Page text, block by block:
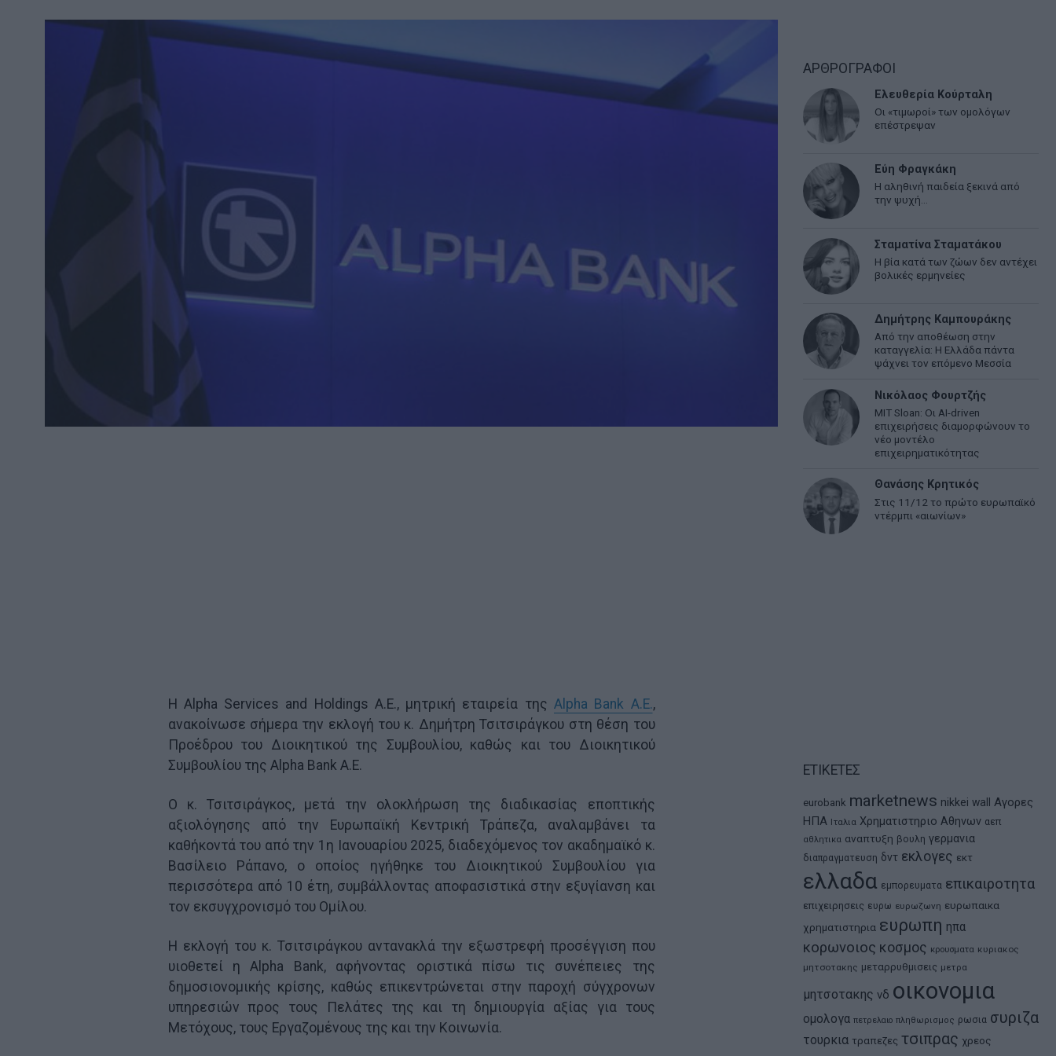
Η Alpha Services and Holdings Α.Ε., μητρική εταιρεία της Alpha Bank Α.Ε.,
ανακοίνωσε σήμερα την εκλογή του κ. Δημήτρη Τσιτσιράγκου στη θέση του
Προέδρου του Διοικητικού της Συμβουλίου, καθώς και του Διοικητικού
Συμβουλίου της Alpha Bank A.E.
Ο κ. Τσιτσιράγκος, μετά την ολοκλήρωση της διαδικασίας εποπτικής
αξιολόγησης από την Ευρωπαϊκή Κεντρική Τράπεζα, αναλαμβάνει τα
καθήκοντά του από την 1η Ιανουαρίου 2025, διαδεχόμενος τον ακαδημαϊκό κ.
Βασίλειο Ράπανο, ο οποίος ηγήθηκε του Διοικητικού Συμβουλίου για
περισσότερα από 10 έτη, συμβάλλοντας αποφασιστικά στην εξυγίανση και
τον εκσυγχρονισμό του Ομίλου.
Η εκλογή του κ. Τσιτσιράγκου αντανακλά την εξωστρεφή προσέγγιση που
υιοθετεί η Alpha Bank, αφήνοντας οριστικά πίσω τις συνέπειες της
δημοσιονομικής κρίσης, καθώς επικεντρώνεται στην παροχή σύγχρονων
υπηρεσιών προς τους Πελάτες της και τη δημιουργία αξίας για τους
Μετόχους, τους Εργαζομένους της και την Κοινωνία.
ΑΡΘΡΟΓΡΑΦΟΙ
Ελευθερία Κούρταλη
Οι «τιμωροί» των ομολόγων
επέστρεψαν
Εύη Φραγκάκη
Η αληθινή παιδεία ξεκινά από
την ψυχή…
Σταματίνα Σταματάκου
Η βία κατά των ζώων δεν αντέχει
βολικές ερμηνείες
Δημήτρης Καμπουράκης
Από την αποθέωση στην
καταγγελία: Η Ελλάδα πάντα
ψάχνει τον επόμενο Μεσσία
Νικόλαος Φουρτζής
MIT Sloan: Οι AI-driven
επιχειρήσεις διαμορφώνουν το
νέο μοντέλο
επιχειρηματικότητας
Θανάσης Κρητικός
Στις 11/12 το πρώτο ευρωπαϊκό
ντέρμπι «αιωνίων»
ΕΤΙΚΕΤΕΣ
eurobank marketnews nikkei wall
Αγορες
ΗΠΑ Ιταλια Χρηματιστηριο Αθηνων αεπ
αθλητικα αναπτυξη βουλη γερμανια
διαπραγματευση δντ εκλογες εκτ
ελλαδα εμπορευματα επικαιροτητα
επιχειρησεις ευρω ευρωζωνη ευρωπαικα
χρηματιστηρια ευρωπη ηπα
κορωνοιος κοσμος κρουσματα κυριακος
μητσοτακης μεταρρυθμισεις μετρα
μητσοτακης νδ οικονομια
ομολογα πετρελαιο πληθωρισμος ρωσια συριζα
τουρκια τραπεζες τσιπρας χρεος